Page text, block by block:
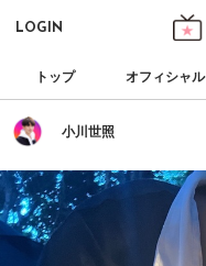
LOGIN
トップ オフィシャル
小川世照